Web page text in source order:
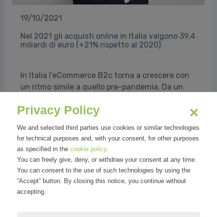
19/10/2021
Nel 2021 gli acquisti online in Italia valgono 39,4
miliardi di euro (+21% rispetto al 2020)
In Italia l’eCommerce B2c torna a crescere con
un ritmo simile a quello pre-pandemia. Da un
aumentare, sebbene con un tasso più
anno (+45%), e toccano i 30,5 miliardi di euro.
Dall’a...
Daniele Gatti e Francesco Giro per Osservatori Politecnico di
Milano
Read all
Privacy Policy
We and selected third parties use cookies or similar technologies
for technical purposes and, with your consent, for other purposes
as specified in the cookie policy.
You can freely give, deny, or withdraw your consent at any time.
You can consent to the use of such technologies by using the
“Accept” button. By closing this notice, you continue without
accepting.